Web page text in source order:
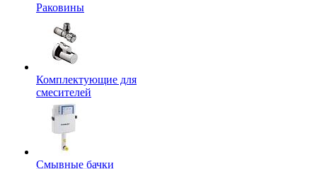
Раковины
Комплектующие для
смесителей
Смывные бачки